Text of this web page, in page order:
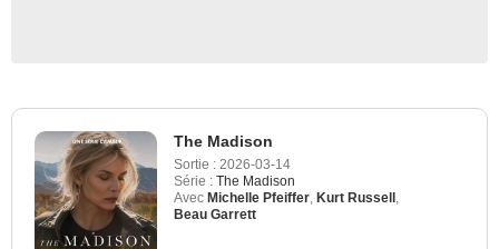
The Madison
Sortie : 2026-03-14
Série : The Madison
Avec Michelle Pfeiffer Kurt Russell
Beau Garrett